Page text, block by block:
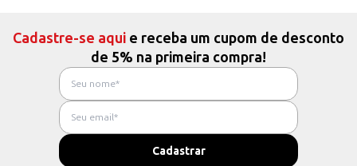
Cadastre-se aqui e receba um cupom de desconto
de 5% na primeira compra!